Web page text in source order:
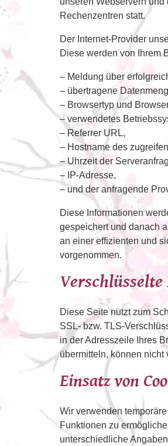
Rechenzentren statt.
Der Internet-Provider
Diese werden von Ihrem
– Meldung über
– übertragene
– Browsertyp und
– verwendetes
– Referrer URL,
– Hostname des
– Uhrzeit der
– IP-Adresse,
– und der anfragende
Diese Informationen
gespeichert und danach
an einer effizienten und
vorgenommen.
Diese Seite nutzt zum
SSL- bzw. TLS-
in der Adresszeile Ihres
übermitteln, können nicht
Einsatz von
Wir verwenden
Funktionen zu
unterschiedliche